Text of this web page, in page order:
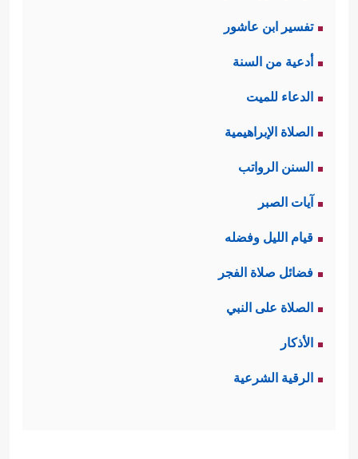
تفسير ابن عاشور
أدعية من السنة
الدعاء للميت
الصلاة الإبراهيمية
السنن الرواتب
آيات الصبر
قيام الليل وفضله
فضائل صلاة الفجر
الصلاة على النبي
الأذكار
الرقية الشرعية